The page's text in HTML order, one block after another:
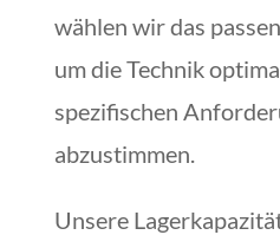
wählen wir das
um die Technik
spezifischen
abzustimmen.
Unsere